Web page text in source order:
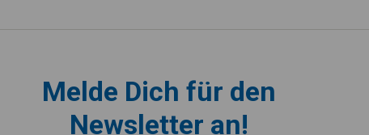
Melde Dich für den
Newsletter an!